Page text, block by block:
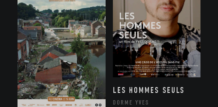
LES HOMMES SEULS
DORME YVES